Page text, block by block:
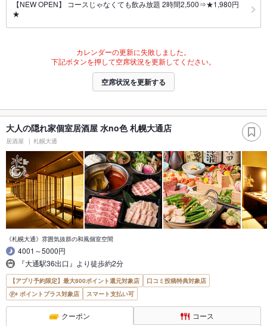
【NEW OPEN】 コースじゃなくても飲み放題 2時間2,500⇒★1,980円
★
カレンダーの更新に失敗しました。
下記ボタンを押して空席状況を更新してください。
空席状況を更新する
大人の隠れ家個室居酒屋 水no色 札幌大通店
居酒屋 札幌大通
《札幌大通》雰囲気抜群の和風個室空間
4001～5000円
『大通駅36出口』より徒歩約2分
【アプリ予約限定】最大800ポイント還元対象店
口コミ投稿特典対象店
ポイントプラス対象店
スマート支払い可
クーポン コース